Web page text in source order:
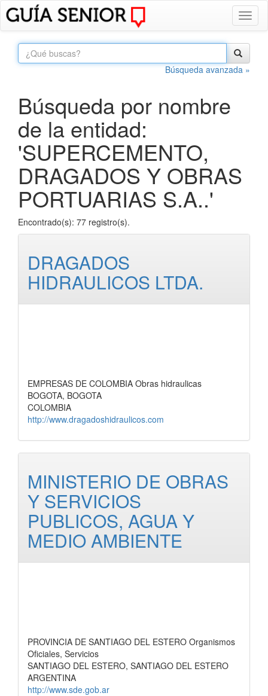
Búsqueda avanzada »
Búsqueda por nombre
de la entidad:
'SUPERCEMENTO,
DRAGADOS Y OBRAS
PORTUARIAS S.A..'
Encontrado(s): 77 registro(s).
DRAGADOS
HIDRAULICOS LTDA.
EMPRESAS DE COLOMBIA Obras hidraulicas
BOGOTA, BOGOTA
COLOMBIA
http://www.dragadoshidraulicos.com
MINISTERIO DE OBRAS
Y SERVICIOS
PUBLICOS, AGUA Y
MEDIO AMBIENTE
PROVINCIA DE SANTIAGO DEL ESTERO Organismos
Oficiales, Servicios
SANTIAGO DEL ESTERO, SANTIAGO DEL ESTERO
ARGENTINA
http://www.sde.gob.ar